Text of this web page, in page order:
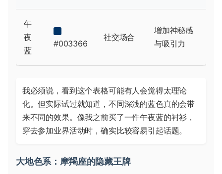
午
夜
蓝
#003366
社交场合
增加神秘感
与吸引力
我必须说，看到这个表格可能有人会觉得太理论
化。但实际试过就知道，不同深浅的蓝色真的会带
来不同的效果。像我之前买了一件午夜蓝的衬衫，
穿去参加业界活动时，确实比较容易引起话题。
大地色系：摩羯座的隐藏王牌